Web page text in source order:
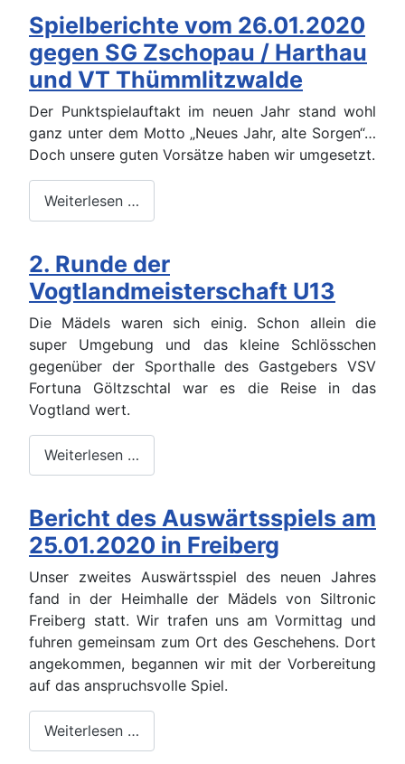
Spielberichte vom 26.01.2020
gegen SG Zschopau / Harthau
und VT Thümmlitzwalde
Der Punktspielauftakt im neuen Jahr stand wohl
ganz unter dem Motto „Neues Jahr, alte Sorgen“…
Doch unsere guten Vorsätze haben wir umgesetzt.
Weiterlesen …
2. Runde der
Vogtlandmeisterschaft U13
Die Mädels waren sich einig. Schon allein die
super Umgebung und das kleine Schlösschen
gegenüber der Sporthalle des Gastgebers VSV
Fortuna Göltzschtal war es die Reise in das
Vogtland wert.
Weiterlesen …
Bericht des Auswärtsspiels am
25.01.2020 in Freiberg
Unser zweites Auswärtsspiel des neuen Jahres
fand in der Heimhalle der Mädels von Siltronic
Freiberg statt. Wir trafen uns am Vormittag und
fuhren gemeinsam zum Ort des Geschehens. Dort
angekommen, begannen wir mit der Vorbereitung
auf das anspruchsvolle Spiel.
Weiterlesen …